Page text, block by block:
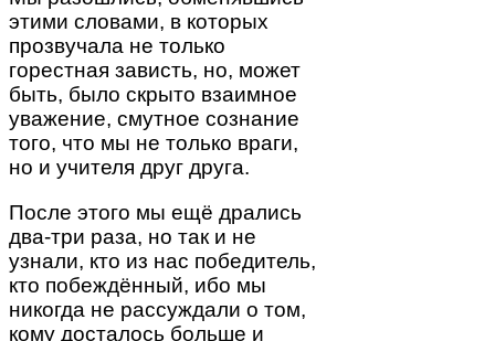
этими словами, в которых
прозвучала не только
горестная зависть, но, может
быть, было скрыто взаимное
уважение, смутное сознание
того, что мы не только враги,
но и учителя друг друга.
После этого мы ещё дрались
два-три раза, но так и не
узнали, кто из нас победитель,
кто побеждённый, ибо мы
никогда не рассуждали о том,
кому досталось больше и